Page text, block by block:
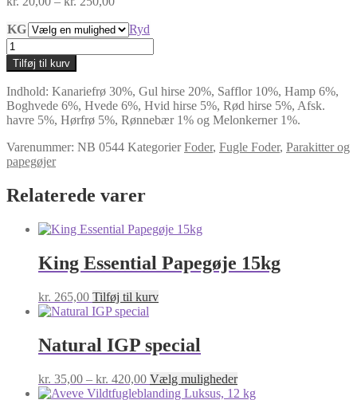
til
kr. 250,00
KG
Ryd
King
Hobby
First
Parakit
Grov
antal
Tilføj til kurv
Indhold: Kanariefrø 30%, Gul hirse 20%, Safflor 10%, Hamp 6%,
Boghvede 6%, Hvede 6%, Hvid hirse 5%, Rød hirse 5%, Afsk.
havre 5%, Hørfrø 5%, Rønnebær 1% og Melonkerner 1%.
Varenummer: NB 0544 Kategorier Foder, Fugle Foder, Parakitter og
papegøjer
Relaterede varer
King Essential Papegøje 15kg
kr. 265,00 Tilføj til kurv
Natural IGP special
kr. 35,00 – kr. 420,00Prisinterval:
kr. 35,00
Vælg mulighederDette
vare